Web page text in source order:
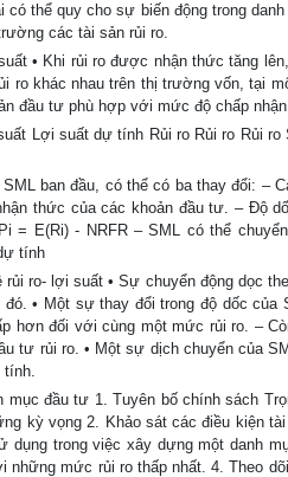
có thể quy cho sự biến động trong
các tài sản rủi ro.
• Khi rủi ro được nhận thức tăng
ro khác nhau trên thị trường vốn, tại
đầu tư phù hợp với mức độ chấp
Lợi suất dự tính Rủi ro Rủi ro Rủi
ban đầu, có thể có ba thay đổi: –
thức của các khoản đầu tư. – Độ
= E(Ri) - NRFR – SML có thể
tính
rủi ro- lợi suất • Sự chuyển động dọc
• Một sự thay đổi trong độ dốc
hơn đối với cùng một mức rủi ro. –
tư rủi ro. • Một sự dịch chuyển của
tính.
mục đầu tư 1. Tuyên bố chính sách
kỳ vọng 2. Khảo sát các điều kiện
dụng trong việc xây dựng một danh
những mức rủi ro thấp nhất. 4. Theo